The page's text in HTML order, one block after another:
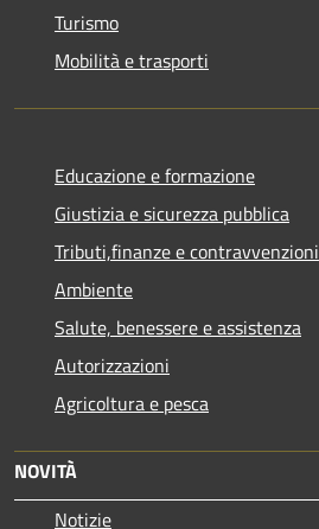
Turismo
Mobilità e trasporti
Educazione e formazione
Giustizia e sicurezza pubblica
Tributi,finanze e contravvenzioni
Ambiente
Salute, benessere e assistenza
Autorizzazioni
Agricoltura e pesca
NOVITÀ
Notizie